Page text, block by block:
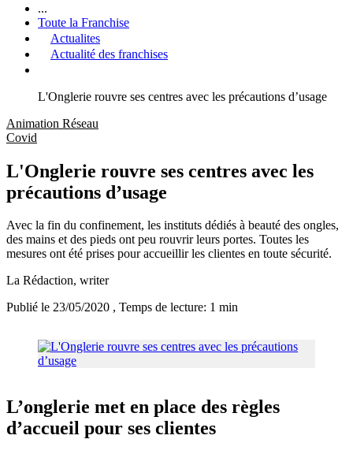
...
Toute la Franchise
Actualites
Actualité des franchises
L'Onglerie rouvre ses centres avec les précautions d’usage
Animation Réseau
Covid
L'Onglerie rouvre ses centres avec les
précautions d’usage
Avec la fin du confinement, les instituts dédiés à beauté des ongles,
des mains et des pieds ont peu rouvrir leurs portes. Toutes les
mesures ont été prises pour accueillir les clientes en toute sécurité.
La Rédaction, writer
Publié le 23/05/2020 , Temps de lecture: 1 min
L’onglerie met en place des règles
d’accueil pour ses clientes